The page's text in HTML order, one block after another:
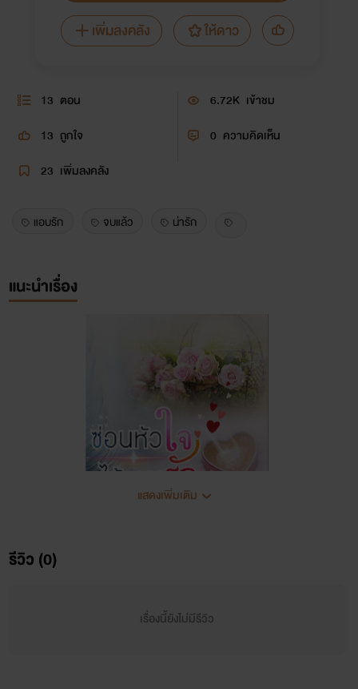
เพิ่มลงคลัง
ให้ดาว
13 ตอน 6.72K เข้าชม
13 ถูกใจ 0 ความคิดเห็น
23 เพิ่มลงคลัง
แอบรัก จบแล้ว น่ารัก
แนะนำเรื่อง
หญิงสาวที่ถูกคนรักนอกใจ แอบไปมีสัมพันธ์ลึกซึ้งกับ
แสดงเพิ่มเติม
รีวิว (0)
เรื่องนี้ยังไม่มีรีวิว